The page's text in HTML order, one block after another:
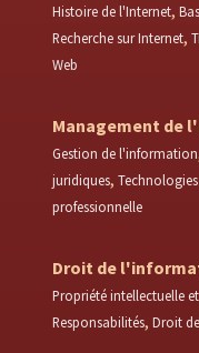
Histoire de l'Internet
Recherche sur Internet
Web
Management de
Gestion de l'information
juridiques
professionnelle
Droit de
Propriété intellectuelle
Responsabilités Droit